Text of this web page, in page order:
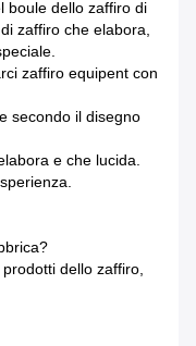
boule dello zaffiro di
zaffiro che elabora,
zaffiro equipent con
secondo il disegno
e che lucida.
dello zaffiro,